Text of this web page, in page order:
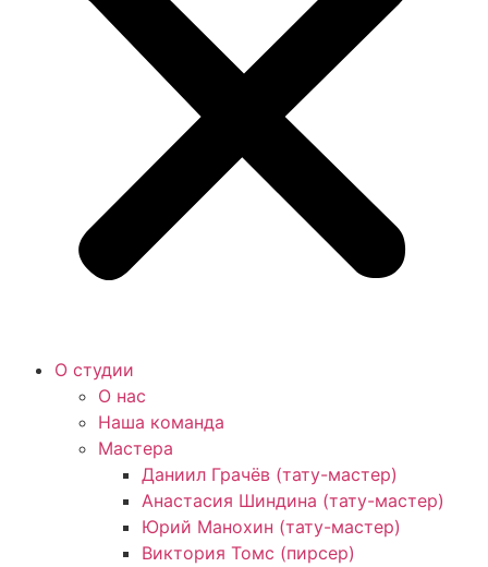
О студии
О нас
Наша команда
Мастера
Даниил Грачёв (тату-мастер)
Анастасия Шиндина (тату-мастер)
Юрий Манохин (тату-мастер)
Виктория Томс (пирсер)